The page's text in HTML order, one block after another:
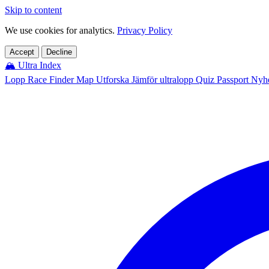
Skip to content
We use cookies for analytics. Privacy Policy
Accept Decline
🏔️ Ultra Index
Lopp Race FinderMap Utforska Jämför ultralopp Quiz Passport